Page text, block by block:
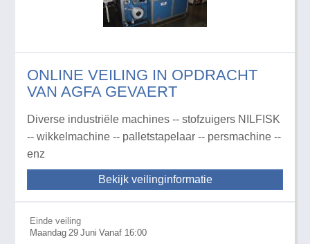
ONLINE VEILING IN OPDRACHT
VAN AGFA GEVAERT
Diverse industriële machines -- stofzuigers NILFISK
-- wikkelmachine -- palletstapelaar -- persmachine --
enz
Bekijk veilinginformatie
Einde veiling
Maandag 29 Juni Vanaf 16:00